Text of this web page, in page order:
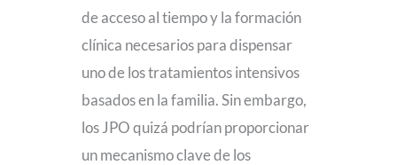
de acceso al tiempo y la formación
clínica necesarios para dispensar
uno de los tratamientos intensivos
basados en la familia. Sin embargo,
los JPO quizá podrían proporcionar
un mecanismo clave de los